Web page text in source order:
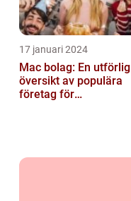
17 januari 2024
Mac bolag: En utförlig
översikt av populära
företag för